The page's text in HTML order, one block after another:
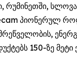
რუმინეთში,
პიონერულ
150-ზე მეტი